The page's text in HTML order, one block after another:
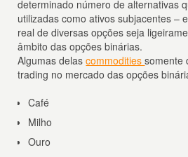
determinado número de alternativas
utilizadas como ativos subjacentes –
real de diversas opções seja
âmbito das opções binárias.
Algumas delascommoditiessomente
trading no mercado das opções
Café
Milho
Ouro